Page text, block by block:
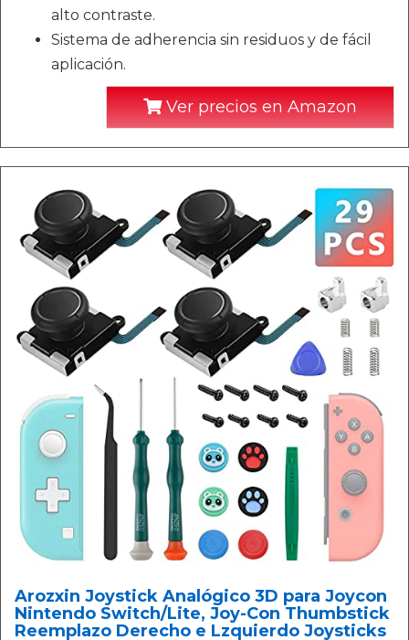
alto contraste.
Sistema de adherencia sin residuos y de fácil
aplicación.
Ver precios en Amazon
Arozxin Joystick Analógico 3D para Joycon
Nintendo Switch/Lite, Joy-Con Thumbstick
Reemplazo Derecho e Lzquierdo Joysticks